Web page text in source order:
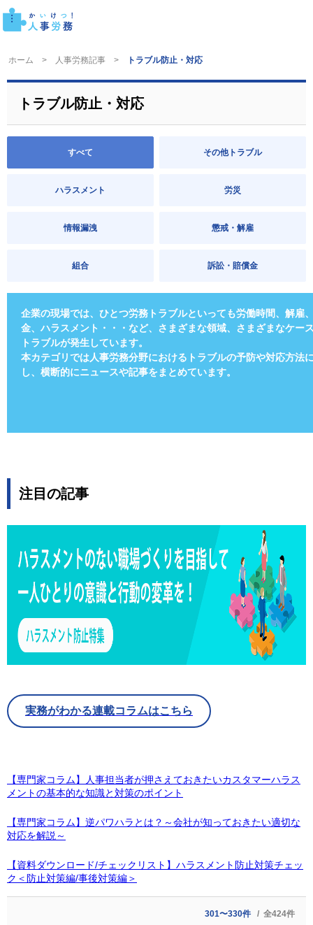
ホーム 人事労務記事 トラブル防止・対応
トラブル防止・対応
すべて その他トラブル
ハラスメント 労災
情報漏洩 懲戒・解雇
組合 訴訟・賠償金
企業の現場では、ひとつ労務トラブルといっても労働時間、解雇
金、ハラスメント・・・など、さまざまな領域、さまざまなケー
トラブルが発生しています。
本カテゴリでは人事労務分野におけるトラブルの予防や対応方法
し、横断的にニュースや記事をまとめています。
注目の記事
実務がわかる連載コラムはこちら
【専門家コラム】人事担当者が押さえておきたいカスタマーハラス
メントの基本的な知識と対策のポイント
【専門家コラム】逆パワハラとは？～会社が知っておきたい適切な
対応を解説～
【資料ダウンロード/チェックリスト】ハラスメント防止対策チェッ
ク＜防止対策編/事後対策編＞
301〜330件 全424件